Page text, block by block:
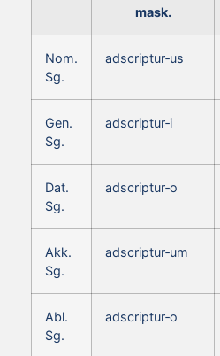
mask.
Nom.
Sg.
adscriptur‑us
Gen.
Sg.
adscriptur‑i
Dat.
Sg.
adscriptur‑o
Akk.
Sg.
adscriptur‑um
Abl.
Sg.
adscriptur‑o